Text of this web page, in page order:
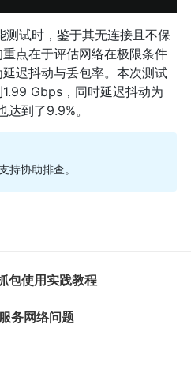
测试时，鉴于其无连接且不保
点在于评估网络在极限条件
迟抖动与丢包率。本次测试
Gbps，同时延迟抖动为
到了9.9%。
持协助排查。
包使用实践教程
务网络问题